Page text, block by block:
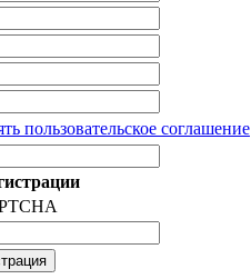
пользовательское соглашение